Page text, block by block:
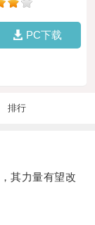
PC下载
排行
其力量有望改